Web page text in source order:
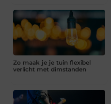
Zo maak je je tuin flexibel
verlicht met dimstanden